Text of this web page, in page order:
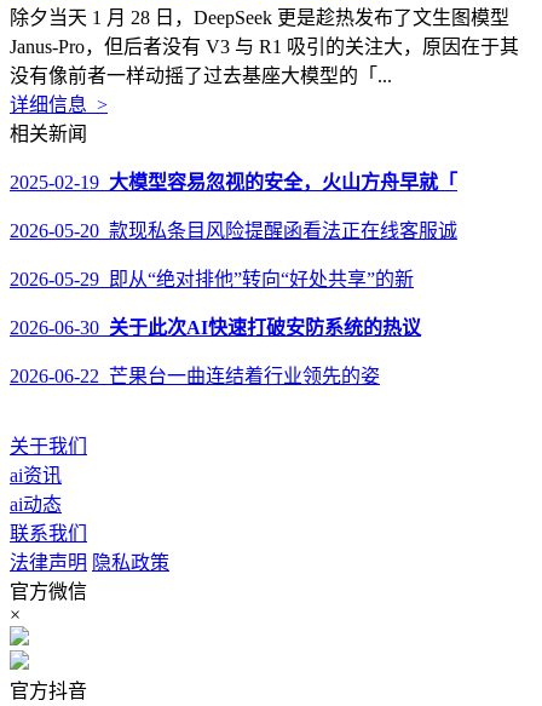
除夕当天 1 月 28 日，DeepSeek 更是趁热发布了文生图模型
Janus-Pro，但后者没有 V3 与 R1 吸引的关注大，原因在于其
没有像前者一样动摇了过去基座大模型的「...
详细信息 >
相关新闻
2025-02-19 大模型容易忽视的安全，火山方舟早就「
2026-05-20 款现私条目风险提醒函看法正在线客服诚
2026-05-29 即从“绝对排他”转向“好处共享”的新
2026-06-30 关于此次AI快速打破安防系统的热议
2026-06-22 芒果台一曲连结着行业领先的姿
关于我们
ai资讯
ai动态
联系我们
法律声明 隐私政策
官方微信
×
官方抖音